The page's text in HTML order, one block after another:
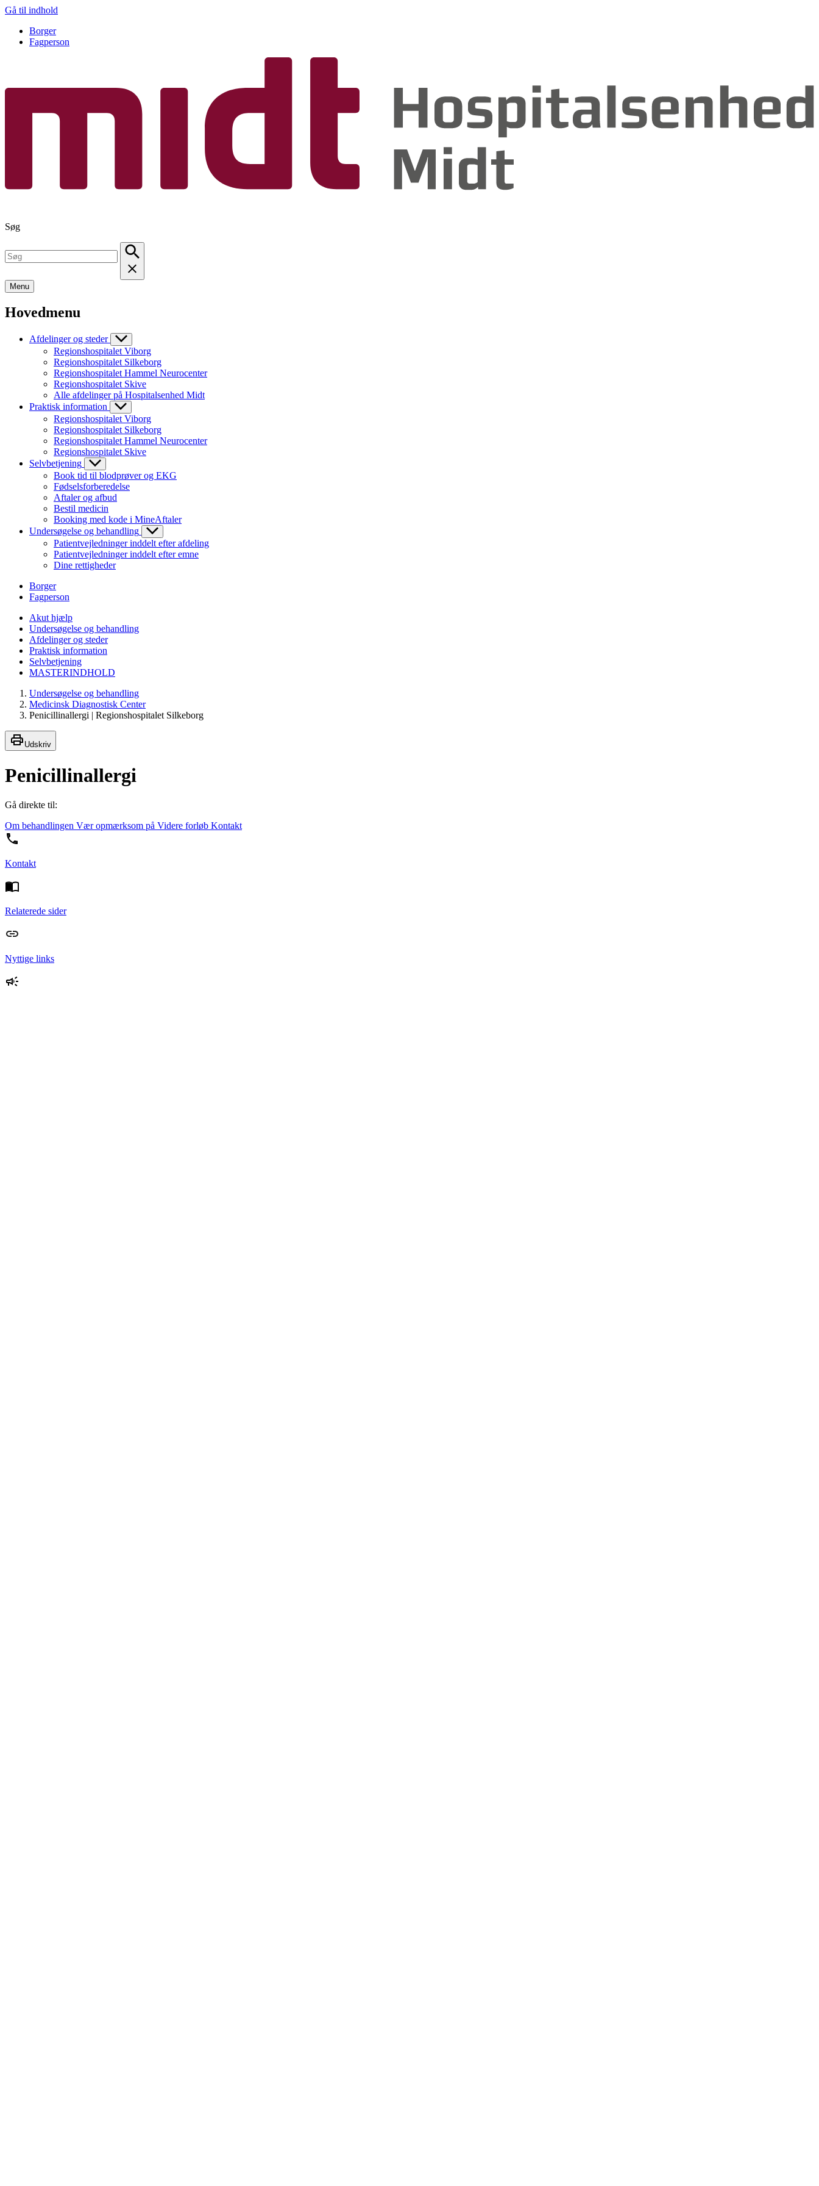
Gå til indhold
Borger
Fagperson
Søg
Menu
Hovedmenu
Afdelinger og steder
Regionshospitalet Viborg
Regionshospitalet Silkeborg
Regionshospitalet Hammel Neurocenter
Regionshospitalet Skive
Alle afdelinger på Hospitalsenhed Midt
Praktisk information
Regionshospitalet Viborg
Regionshospitalet Silkeborg
Regionshospitalet Hammel Neurocenter
Regionshospitalet Skive
Selvbetjening
Book tid til blodprøver og EKG
Fødselsforberedelse
Aftaler og afbud
Bestil medicin
Booking med kode i MineAftaler
Undersøgelse og behandling
Patientvejledninger inddelt efter afdeling
Patientvejledninger inddelt efter emne
Dine rettigheder
Borger
Fagperson
Akut hjælp
Undersøgelse og behandling
Afdelinger og steder
Praktisk information
Selvbetjening
MASTERINDHOLD
Undersøgelse og behandling
Medicinsk Diagnostisk Center
Penicillinallergi | Regionshospitalet Silkeborg
Udskriv
Penicillinallergi
Gå direkte til:
Om behandlingen Vær opmærksom på Videre forløb Kontakt
Kontakt
Relaterede sider
Nyttige links